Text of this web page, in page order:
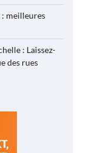
: meilleures
: Laissez-
des rues